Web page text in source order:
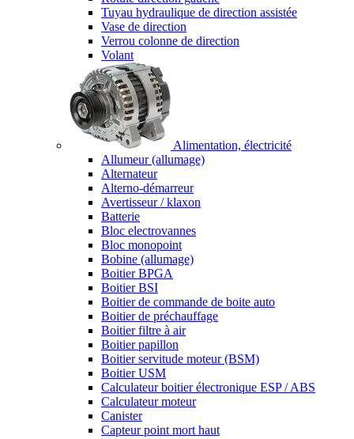
Tuyau hydraulique de direction assistée
Vase de direction
Verrou colonne de direction
Volant
Alimentation, électricité
Allumeur (allumage)
Alternateur
Alterno-démarreur
Avertisseur / klaxon
Batterie
Bloc electrovannes
Bloc monopoint
Bobine (allumage)
Boitier BPGA
Boitier BSI
Boitier de commande de boite auto
Boitier de préchauffage
Boitier filtre à air
Boitier papillon
Boitier servitude moteur (BSM)
Boitier USM
Calculateur boitier électronique ESP / ABS
Calculateur moteur
Canister
Capteur point mort haut